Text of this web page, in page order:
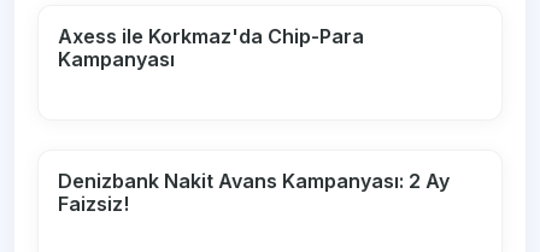
Axess ile Korkmaz'da Chip-Para
Kampanyası
Denizbank Nakit Avans Kampanyası: 2 Ay
Faizsiz!